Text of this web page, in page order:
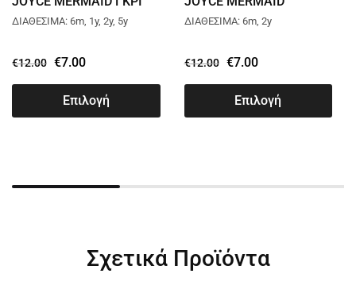
13758
ΔΙΑΘΕΣΙΜΑ: 6m, 1y, 2y, 5y
€12.00 €7.00
Επιλογή
ΚΙΤΡΙΝΟ 13758
ΔΙΑΘΕΣΙΜΑ: 6m, 2y
€12.00 €7.00
Επιλογή
Σχετικά Προϊόντα